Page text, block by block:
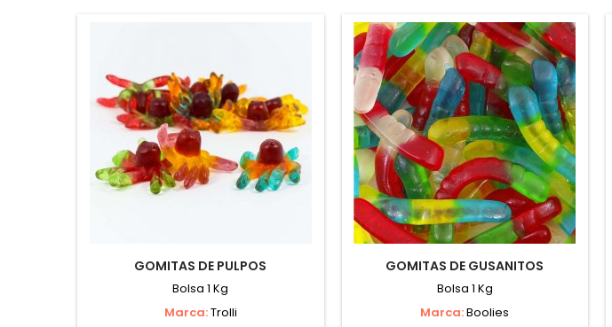
GOMITAS DE PULPOS
Bolsa 1 Kg
Marca:Trolli
GOMITAS DE GUSANITOS
Bolsa 1 Kg
Marca:Boolies